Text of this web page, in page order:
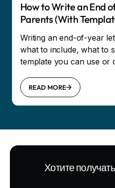
How to Write an End
Parents (With
Writing an end-of-year
what to include, what to
template you can use or
READ MORE
Хотите